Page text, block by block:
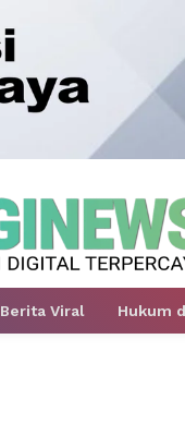
Berita Viral Hukum